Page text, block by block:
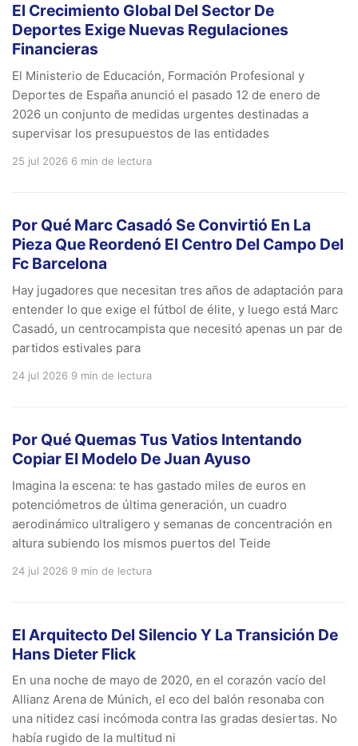
El Crecimiento Global Del Sector De
Deportes Exige Nuevas Regulaciones
Financieras
El Ministerio de Educación, Formación Profesional y
Deportes de España anunció el pasado 12 de enero de
2026 un conjunto de medidas urgentes destinadas a
supervisar los presupuestos de las entidades
25 jul 2026 6 min de lectura
Por Qué Marc Casadó Se Convirtió En La
Pieza Que Reordenó El Centro Del Campo Del
Fc Barcelona
Hay jugadores que necesitan tres años de adaptación para
entender lo que exige el fútbol de élite, y luego está Marc
Casadó, un centrocampista que necesitó apenas un par de
partidos estivales para
24 jul 2026 9 min de lectura
Por Qué Quemas Tus Vatios Intentando
Copiar El Modelo De Juan Ayuso
Imagina la escena: te has gastado miles de euros en
potenciómetros de última generación, un cuadro
aerodinámico ultraligero y semanas de concentración en
altura subiendo los mismos puertos del Teide
24 jul 2026 9 min de lectura
El Arquitecto Del Silencio Y La Transición De
Hans Dieter Flick
En una noche de mayo de 2020, en el corazón vacío del
Allianz Arena de Múnich, el eco del balón resonaba con
una nitidez casi incómoda contra las gradas desiertas. No
había rugido de la multitud ni